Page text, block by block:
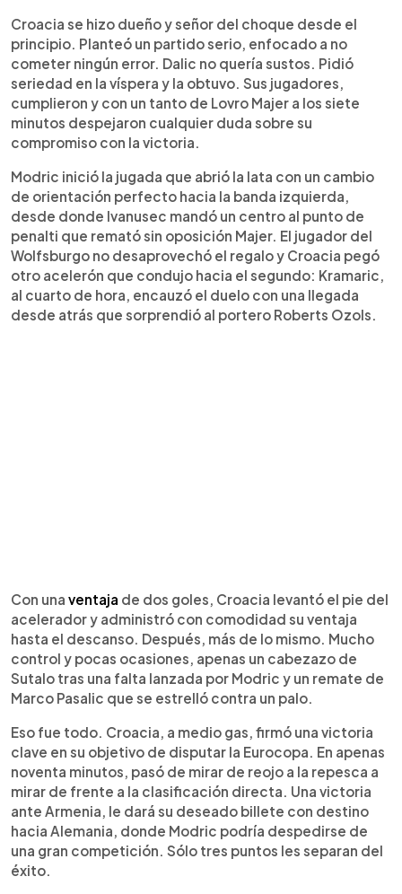
Croacia se hizo dueño y señor del choque desde el
principio. Planteó un partido serio, enfocado a no
cometer ningún error. Dalic no quería sustos. Pidió
seriedad en la víspera y la obtuvo. Sus jugadores,
cumplieron y con un tanto de Lovro Majer a los siete
minutos despejaron cualquier duda sobre su
compromiso con la victoria.
Modric inició la jugada que abrió la lata con un cambio
de orientación perfecto hacia la banda izquierda,
desde donde Ivanusec mandó un centro al punto de
penalti que remató sin oposición Majer. El jugador del
Wolfsburgo no desaprovechó el regalo y Croacia pegó
otro acelerón que condujo hacia el segundo: Kramaric,
al cuarto de hora, encauzó el duelo con una llegada
desde atrás que sorprendió al portero Roberts Ozols.
Con una ventaja de dos goles, Croacia levantó el pie del
acelerador y administró con comodidad su ventaja
hasta el descanso. Después, más de lo mismo. Mucho
control y pocas ocasiones, apenas un cabezazo de
Sutalo tras una falta lanzada por Modric y un remate de
Marco Pasalic que se estrelló contra un palo.
Eso fue todo. Croacia, a medio gas, firmó una victoria
clave en su objetivo de disputar la Eurocopa. En apenas
noventa minutos, pasó de mirar de reojo a la repesca a
mirar de frente a la clasificación directa. Una victoria
ante Armenia, le dará su deseado billete con destino
hacia Alemania, donde Modric podría despedirse de
una gran competición. Sólo tres puntos les separan del
éxito.